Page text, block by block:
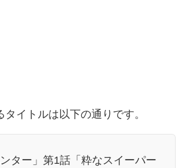
イトルは以下の通りです。
ンター」第1話「粋なスイーパー